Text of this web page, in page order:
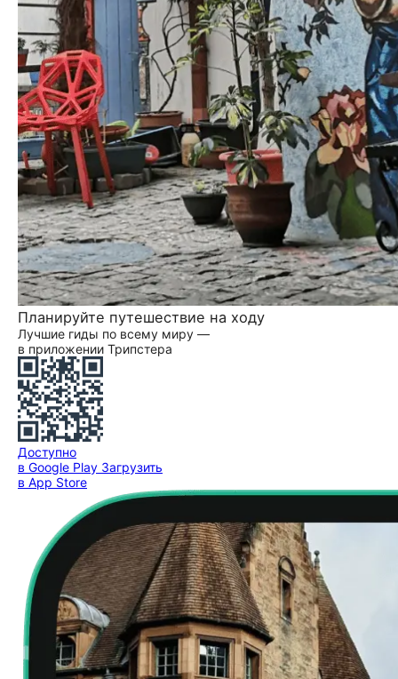
Планируйте путешествие на ходу
Лучшие гиды по всему миру —
в приложении Трипстера
Доступно
в Google Play Загрузить
в App Store